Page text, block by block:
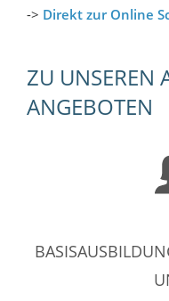
-> Direkt zur Online
ZU UNSEREN
ANGEBOTEN